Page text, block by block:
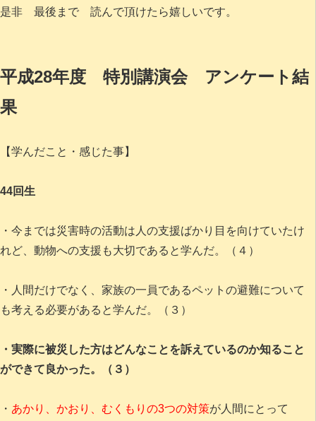
是非 最後まで 読んで頂けたら嬉しいです。
平成28年度 特別講演会 アンケート結
果
【学んだこと・感じた事】
44回生
・今までは災害時の活動は人の支援ばかり目を向けていたけ
れど、動物への支援も大切であると学んだ。（４）
・人間だけでなく、家族の一員であるペットの避難について
も考える必要があると学んだ。（３）
・実際に被災した方はどんなことを訴えているのか知ること
ができて良かった。（３）
・ あかり、かおり、むくもりの3つの対策が人間にとって